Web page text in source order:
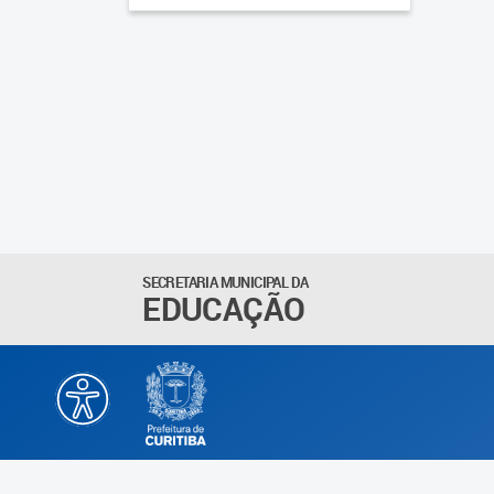
SECRETARIA MUNICIPAL DA
EDUCAÇÃO